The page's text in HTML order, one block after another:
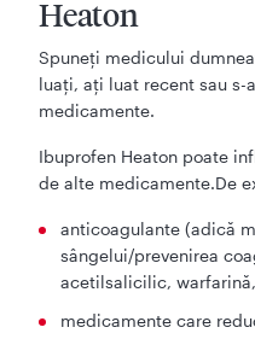
Heaton
Spuneți medicului
luați, ați luat recent sau
medicamente.
Ibuprofen Heaton poate
de alte medicamente.De
anticoagulante (adică
sângelui/prevenirea
acetilsalicilic,
medicamente care